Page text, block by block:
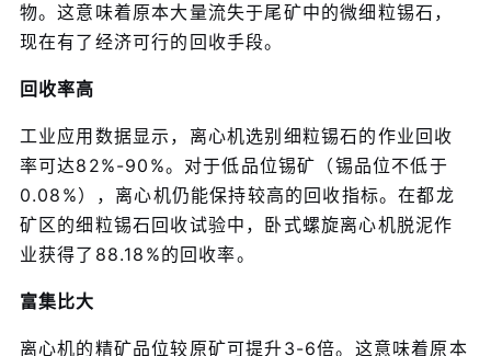
物。这意味着原本大量流失于尾矿中的微细粒锡石，
现在有了经济可行的回收手段。
回收率高
工业应用数据显示，离心机选别细粒锡石的作业回收
率可达82%-90%。对于低品位锡矿（锡品位不低于
0.08%），离心机仍能保持较高的回收指标。在都龙
矿区的细粒锡石回收试验中，卧式螺旋离心机脱泥作
业获得了88.18%的回收率。
富集比大
离心机的精矿品位较原矿可提升3-6倍。这意味着原本